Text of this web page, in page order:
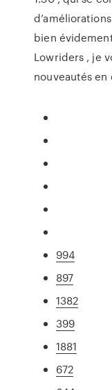
bien
Lowriders , je
nouveautés en
994
897
1382
399
1881
672